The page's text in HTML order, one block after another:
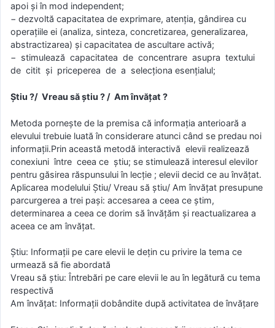
apoi şi în mod independent;
− dezvoltă capacitatea de exprimare, atenţia, gândirea cu
operaţiile ei (analiza, sinteza, concretizarea, generalizarea,
abstractizarea) şi capacitatea de ascultare activă;
− stimulează capacitatea de concentrare asupra textului
de citit şi priceperea de a selecţiona esenţialul;
Știu ?/ Vreau să ştiu ? / Am învăţat ?
Metoda porneşte de la premisa că informaţia anterioară a
elevului trebuie luată în considerare atunci când se predau noi
informaţii.Prin această metodă interactivă elevii realizează
conexiuni între ceea ce ştiu; se stimulează interesul elevilor
pentru găsirea răspunsului în lecţie ; elevii decid ce au învăţat.
Aplicarea modelului Ştiu/ Vreau să ştiu/ Am învăţat presupune
parcurgerea a trei paşi: accesarea a ceea ce ştim,
determinarea a ceea ce dorim să învăţăm şi reactualizarea a
aceea ce am învăţat.
Știu: Informații pe care elevii le dețin cu privire la tema ce
urmează să fie abordată
Vreau să știu: Întrebări pe care elevii le au în legătură cu tema
respectivă
Am învățat: Informații dobândite după activitatea de învățare